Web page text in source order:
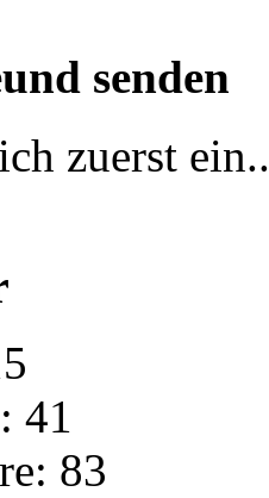
senden
zuerst
41
83